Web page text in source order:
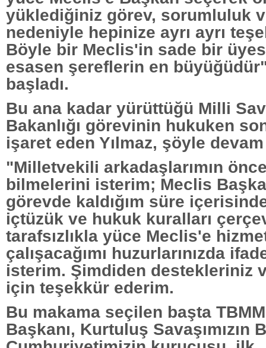
yüklediğiniz görev, sorumluluk
nedeniyle hepinize ayrı ayrı
Böyle bir Meclis'in sade bir
esasen şereflerin en
başladı.
Bu ana kadar yürüttüğü Milli
Bakanlığı görevinin hukuken
işaret eden Yılmaz, şöyle
"Milletvekili arkadaşlarımın
bilmelerini isterim; Meclis
görevde kaldığım süre
içtüzük ve hukuk kuralları
tarafsızlıkla yüce Meclis'e
çalışacağımı huzurlarınızda
isterim. Şimdiden destekleriniz
için teşekkür ederim.
Bu makama seçilen başta
Başkanı, Kurtuluş Savaşımızın